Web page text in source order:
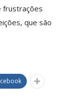
frustrações
que são